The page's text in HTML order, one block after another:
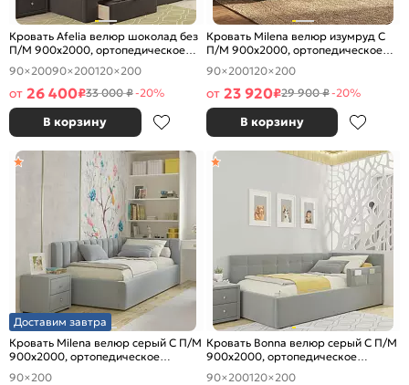
Кровать Afelia велюр шоколад без
П/М 900x2000, ортопедическое
основание, изголовье мягкое
90×20090×200120×200
от 26 400₽33 000 ₽-20%
В корзину
Кровать Milena велюр изумруд С
П/М 900x2000, ортопедическое
основание, изголовье мягкое
90×200120×200
от 23 920₽29 900 ₽-20%
В корзину
Доставим завтра
Кровать Milena велюр серый С П/М
900x2000, ортопедическое
основание, изголовье мягкое
90×200
Кровать Bonna велюр серый С П/М
900x2000, ортопедическое
основание, изголовье мягкое
90×200120×200